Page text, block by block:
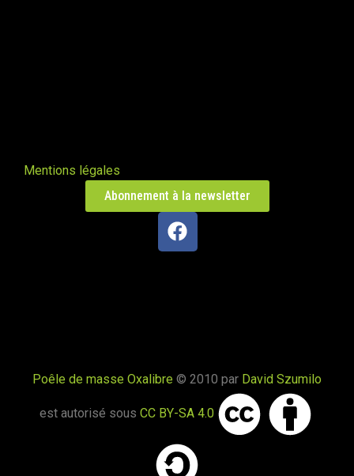
Mentions légales
Abonnement à la newsletter
Poêle de masse Oxalibre © 2010 par David Szumilo
est autorisé sous CC BY-SA 4.0